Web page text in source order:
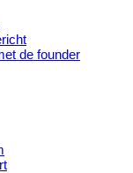
de founder